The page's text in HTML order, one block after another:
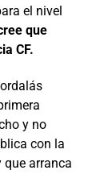
el nivel
que
CF.
y no
con la
que arranca